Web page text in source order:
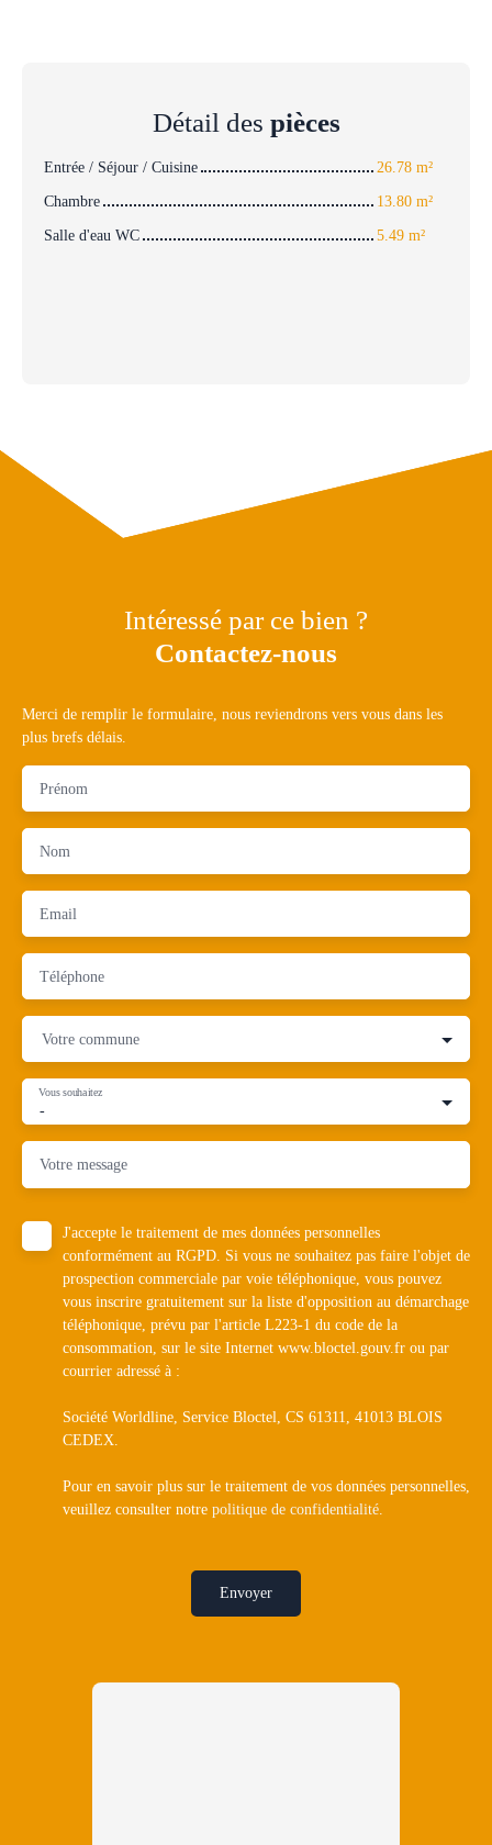
Détail des pièces
Entrée / Séjour / Cuisine
26.78 m²
Chambre
13.80 m²
Salle d'eau WC
5.49 m²
Intéressé par ce bien ?
Contactez-nous
Merci de remplir le formulaire, nous reviendrons vers vous dans les
plus brefs délais.
Prénom
Nom
Email
Téléphone
Votre commune
-
Vous souhaitez
Votre message
J'accepte le traitement de mes données personnelles
conformément au RGPD. Si vous ne souhaitez pas faire l'objet de
prospection commerciale par voie téléphonique, vous pouvez
vous inscrire gratuitement sur la liste d'opposition au démarchage
téléphonique, prévu par l'article L223-1 du code de la
consommation, sur le site Internet www.bloctel.gouv.fr ou par
courrier adressé à :
Société Worldline, Service Bloctel, CS 61311, 41013 BLOIS
CEDEX.
Pour en savoir plus sur le traitement de vos données personnelles,
veuillez consulter notre politique de confidentialité
Envoyer